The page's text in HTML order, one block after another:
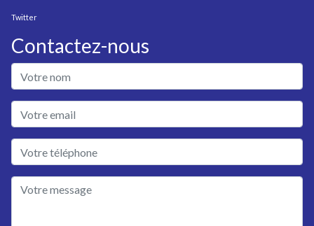
Twitter
Contactez-nous